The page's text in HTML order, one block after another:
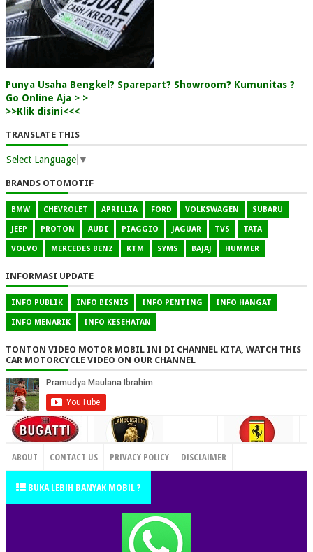
Punya Usaha Bengkel? Sparepart? Showroom? Kumunitas ?
Go Online Aja > >
>>Klik disini<<<
TRANSLATE THIS
Select Language ▼
BRANDS OTOMOTIF
BMW CHEVROLET APRILLIA FORD VOLKSWAGEN SUBARU
JEEP PROTON AUDI PIAGGIO JAGUAR TVS TATA
VOLVO MERCEDES BENZ KTM SYMS BAJAJ HUMMER
INFORMASI UPDATE
INFO PUBLIK INFO BISNIS INFO PENTING INFO HANGAT
INFO MENARIK INFO KESEHATAN
TONTON VIDEO MOTOR MOBIL INI DI CHANNEL KITA, WATCH THIS
CAR MOTORCYCLE VIDEO ON OUR CHANNEL
CONTACT US
ABOUT CONTACT US PRIVACY POLICY DISCLAIMER
TERMS OF SERVICE SITEMAP
BUKA LEBIH BANYAK MOBIL ?